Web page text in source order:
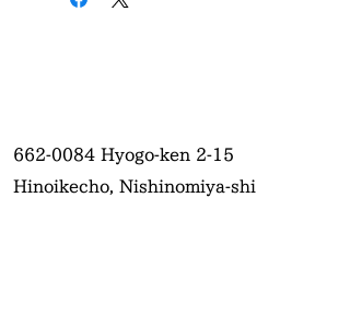
662-0084 Hyogo-ken 2-15
Hinoikecho, Nishinomiya-shi